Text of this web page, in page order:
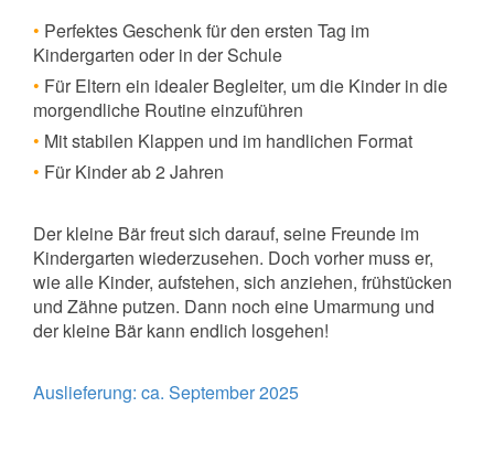
• Perfektes Geschenk für den ersten Tag im
Kindergarten oder in der Schule
• Für Eltern ein idealer Begleiter, um die Kinder in die
morgendliche Routine einzuführen
• Mit stabilen Klappen und im handlichen Format
• Für Kinder ab 2 Jahren
Der kleine Bär freut sich darauf, seine Freunde im
Kindergarten wiederzusehen. Doch vorher muss er,
wie alle Kinder, aufstehen, sich anziehen, frühstücken
und Zähne putzen. Dann noch eine Umarmung und
der kleine Bär kann endlich losgehen!
Auslieferung: ca. September 2025